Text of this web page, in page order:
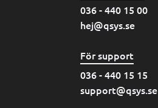
036 - 440 15 00
hej@qsys.se
För support
036 - 440 15 15
support@qsys.se